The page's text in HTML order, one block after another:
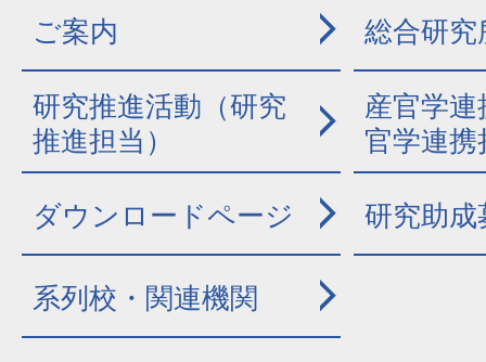
ご案内 総合研究
研究推進活動（研究
推進担当）
産官学
官学連携
ダウンロードページ 研究助成
系列校・関連機関